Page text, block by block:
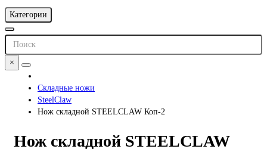
Категории
×
Складные ножи
SteelClaw
Нож складной STEELCLAW Коп-2
Нож складной STEELCLAW